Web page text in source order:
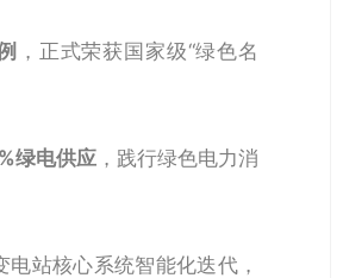
，正式荣获国家级“绿色名
绿电供应，践行绿色电力消
站核心系统智能化迭代，